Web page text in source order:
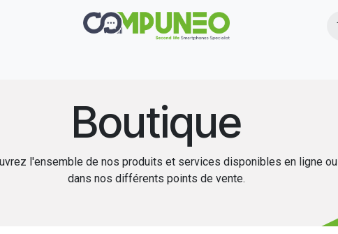
Boutique
l'ensemble de nos produits et services disponibles en ligne ou
dans nos différents points de vente.